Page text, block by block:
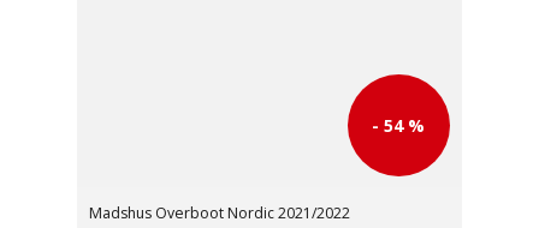
- 54 %
Madshus Overboot Nordic 2021/2022